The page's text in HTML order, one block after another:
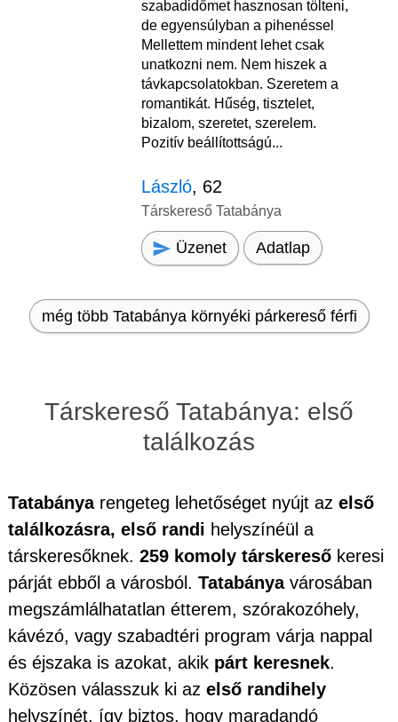
szabadidőmet hasznosan tölteni,
de egyensúlyban a pihenéssel
Mellettem mindent lehet csak
unatkozni nem. Nem hiszek a
távkapcsolatokban. Szeretem a
romantikát. Hűség, tisztelet,
bizalom, szeretet, szerelem.
Pozitív beállítottságú...
László, 62
Társkereső Tatabánya
Üzenet Adatlap
még több Tatabánya környéki párkereső férfi
Társkereső Tatabánya: első
találkozás
Tatabányarengeteg lehetőséget nyújt az első
találkozásra, első randi helyszínéül a
társkeresőknek. 259 komoly társkereső keresi
párját ebből a városból. Tatabányavárosában
megszámlálhatatlan étterem, szórakozóhely,
kávézó, vagy szabadtéri program várja nappal
és éjszaka is azokat, akik párt keresnek.
Közösen válasszuk ki az első randihely
helyszínét, így biztos, hogy maradandó